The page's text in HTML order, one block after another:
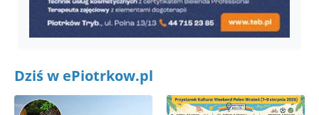
Dziś w ePiotrkow.pl